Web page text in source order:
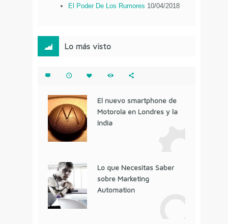
El Poder De Los Rumores 10/04/2018
Lo más visto
El nuevo smartphone de
Motorola en Londres y la
India
Lo que Necesitas Saber
sobre Marketing
Automation